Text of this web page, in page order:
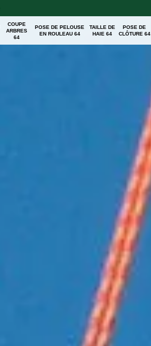
COUPE
ARBRES
64
POSE DE PELOUSE
EN ROULEAU 64
TAILLE DE
HAIE 64
POSE DE
CLÔTURE 64